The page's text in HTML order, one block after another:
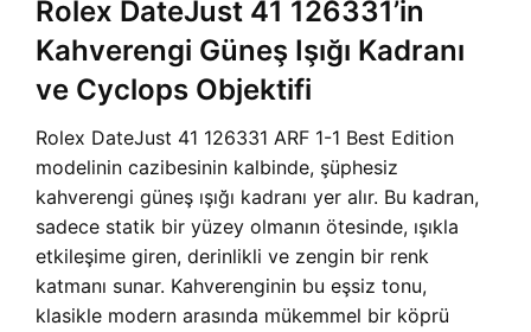
Rolex DateJust 41 126331’in
Kahverengi Güneş Işığı Kadranı
ve Cyclops Objektifi
Rolex DateJust 41 126331 ARF 1-1 Best Edition
modelinin cazibesinin kalbinde, şüphesiz
kahverengi güneş ışığı kadranı yer alır. Bu kadran,
sadece statik bir yüzey olmanın ötesinde, ışıkla
etkileşime giren, derinlikli ve zengin bir renk
katmanı sunar. Kahverenginin bu eşsiz tonu,
klasikle modern arasında mükemmel bir köprü